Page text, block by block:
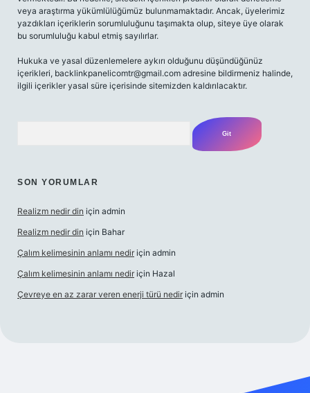
veya araştırma yükümlülüğümüz bulunmamaktadır. Ancak, üyelerimiz
yazdıkları içeriklerin sorumluluğunu taşımakta olup, siteye üye olarak
bu sorumluluğu kabul etmiş sayılırlar.
Hukuka ve yasal düzenlemelere aykırı olduğunu düşündüğünüz
içerikleri, backlinkpanelicomtr@gmail.com adresine bildirmeniz halinde,
ilgili içerikler yasal süre içerisinde sitemizden kaldırılacaktır.
SON YORUMLAR
Realizm nedir din için admin
Realizm nedir din için Bahar
Çalım kelimesinin anlamı nedir için admin
Çalım kelimesinin anlamı nedir için Hazal
Çevreye en az zarar veren enerji türü nedir için admin